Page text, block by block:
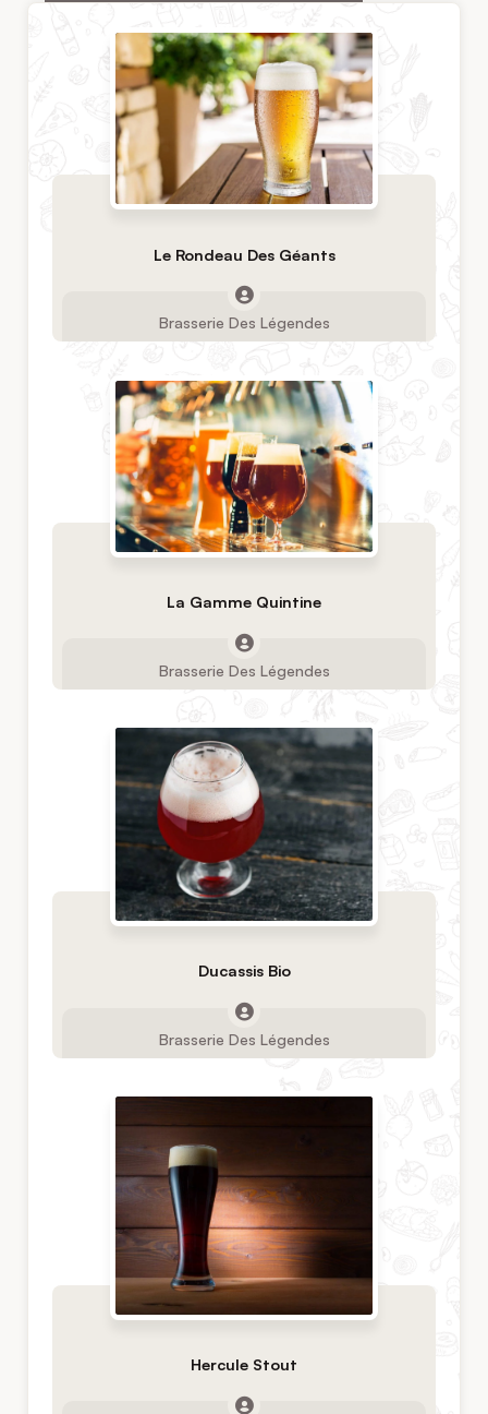
Le Rondeau Des Géants
Brasserie Des Légendes
La Gamme Quintine
Brasserie Des Légendes
Ducassis Bio
Brasserie Des Légendes
Hercule Stout